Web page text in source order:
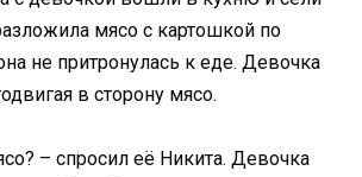
мясо с картошкой по
не притронулась к еде. Девочка
в сторону мясо.
– спросил её Никита. Девочка